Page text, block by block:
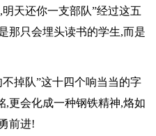
天还你一支部队”经过这五
那只会埋头读书的学生,而是
掉队”这十四个响当当的字
,更会化成一种钢铁精神,烙如
前进!